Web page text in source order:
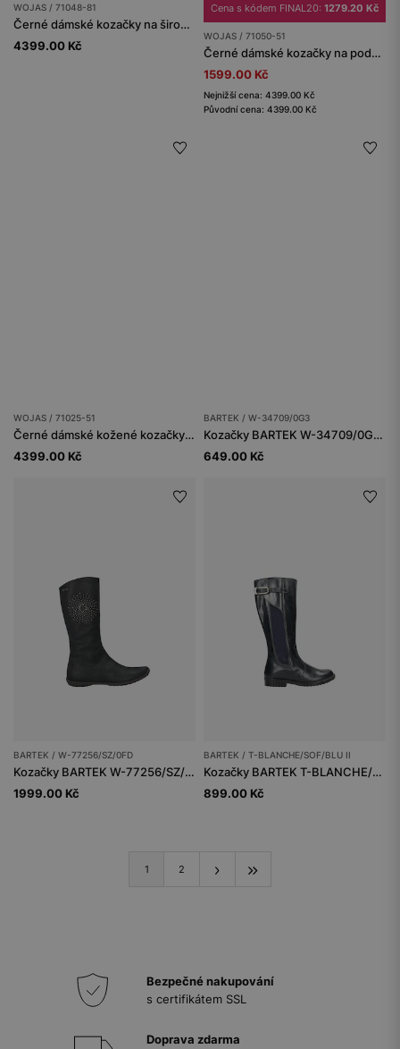
WOJAS / 71048-81
Černé dámské kozačky na širokém podpatku
4399.00 Kč
Cena s kódem FINAL20: 1279.20 Kč
WOJAS / 71050-51
Černé dámské kozačky na podpatku
1599.00 Kč
Nejnižší cena: 4399.00 Kč
Původní cena: 4399.00 Kč
WOJAS / 71025-51
Černé dámské kožené kozačky na masivním podpatku
4399.00 Kč
BARTEK / W-34709/0G3
Kozačky BARTEK W-34709/0G3, pro dívky, hnědé
649.00 Kč
BARTEK / W-77256/SZ/0FD
Kozačky BARTEK W-77256/SZ/0FD, pro dívky, námořnicky modré
1999.00 Kč
BARTEK / T-BLANCHE/SOF/BLU II
Kozačky BARTEK T-BLANCHE/SOF/BLU II, pro dívky, tmavě modrá
899.00 Kč
1 2
Bezpečné nakupování
s certifikátem SSL
Doprava zdarma